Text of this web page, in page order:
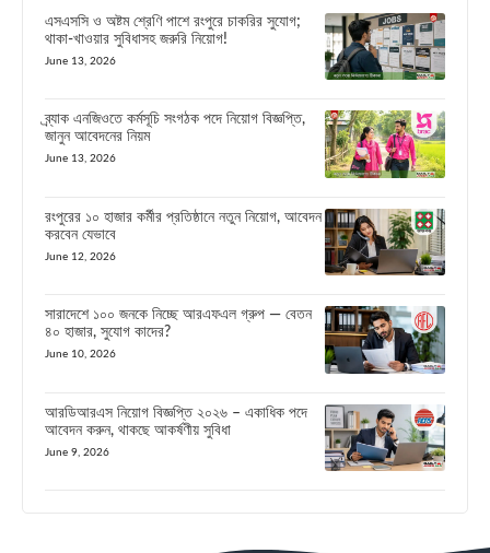
এসএসসি ও অষ্টম শ্রেণি পাশে রংপুরে চাকরির সুযোগ;
থাকা-খাওয়ার সুবিধাসহ জরুরি নিয়োগ!
June 13, 2026
ব্র্যাক এনজিওতে কর্মসূচি সংগঠক পদে নিয়োগ বিজ্ঞপ্তি,
জানুন আবেদনের নিয়ম
June 13, 2026
রংপুরের ১০ হাজার কর্মীর প্রতিষ্ঠানে নতুন নিয়োগ, আবেদন
করবেন যেভাবে
June 12, 2026
সারাদেশে ১০০ জনকে নিচ্ছে আরএফএল গ্রুপ — বেতন
৪০ হাজার, সুযোগ কাদের?
June 10, 2026
আরডিআরএস নিয়োগ বিজ্ঞপ্তি ২০২৬ – একাধিক পদে
আবেদন করুন, থাকছে আকর্ষণীয় সুবিধা
June 9, 2026